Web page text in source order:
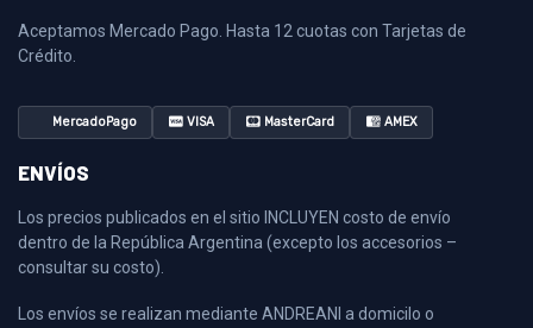
Aceptamos Mercado Pago. Hasta 12 cuotas con Tarjetas de
Crédito.
MercadoPago VISA MasterCard AMEX
ENVÍOS
Los precios publicados en el sitio INCLUYEN costo de envío
dentro de la República Argentina (excepto los accesorios –
consultar su costo).
Los envíos se realizan mediante ANDREANI a domicilo o